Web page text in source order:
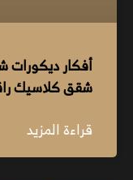
أفكار
شقق كلاسيك
قراءة المزيد